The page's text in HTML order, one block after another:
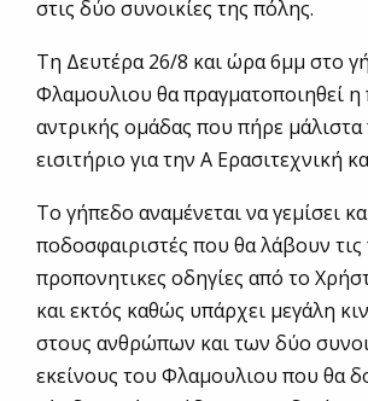
στις δύο συνοικίες της πόλης.
Τη Δευτέρα 26/8 και ώρα 6μμ στο
Φλαμουλιου θα πραγματοποιηθεί
αντρικής ομάδας που πήρε
εισιτήριο για την Α Ερασιτεχνική
Το γήπεδο αναμένεται να γεμίσει
ποδοσφαιριστές που θα λάβουν
προπονητικες οδηγίες από το
και εκτός καθώς υπάρχει μεγάλη
στους ανθρώπων και των δύο
εκείνους του Φλαμουλιου που θα